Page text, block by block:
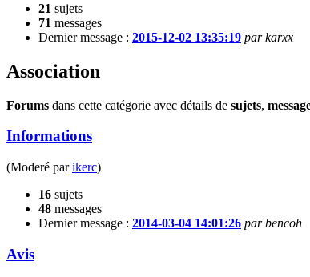
21 sujets
71 messages
Dernier message : 2015-12-02 13:35:19 par karxx
Association
Forums dans cette catégorie avec détails de sujets,
Informations
(Moderé parikerc)
16 sujets
48 messages
Dernier message : 2014-03-04 14:01:26 par bencoh
Avis